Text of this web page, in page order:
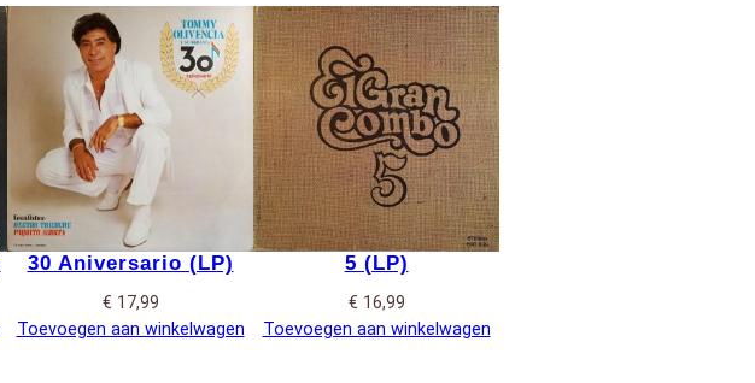
30 Aniversario (LP)
€ 17,99
Toevoegen aan winkelwagen
5 (LP)
€ 16,99
Toevoegen aan winkelwagen